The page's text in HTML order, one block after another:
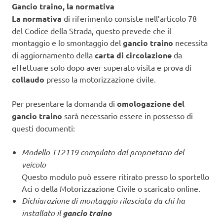
Gancio traino, la normativa
La normativa di riferimento consiste nell’articolo 78
del Codice della Strada, questo prevede che il
montaggio e lo smontaggio del gancio traino necessita
di aggiornamento della carta di circolazione da
effettuare solo dopo aver superato visita e prova di
collaudo presso la motorizzazione civile.
Per presentare la domanda di omologazione del
gancio traino sarà necessario essere in possesso di
questi documenti:
Modello TT2119 compilato dal proprietario del
veicolo
Questo modulo può essere ritirato presso lo sportello
Aci o della Motorizzazione Civile o scaricato online.
Dichiarazione di montaggio rilasciata da chi ha
installato ilgancio traino